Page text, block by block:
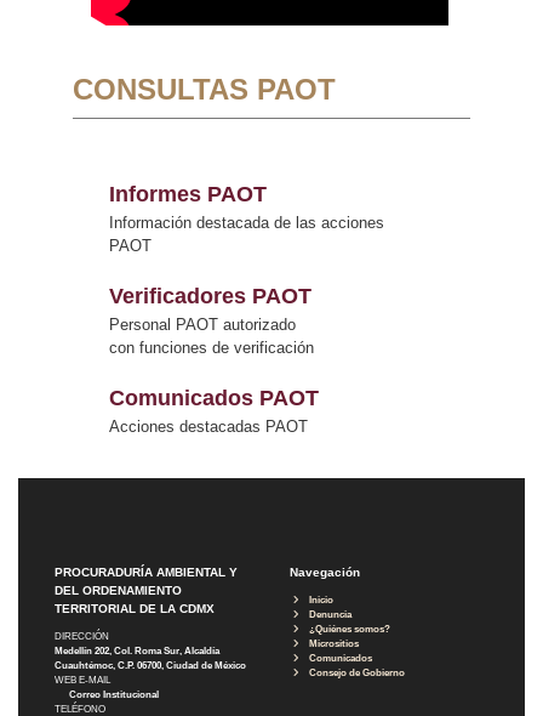
CONSULTAS PAOT
Informes PAOT
Información destacada de las acciones
PAOT
Verificadores PAOT
Personal PAOT autorizado
con funciones de verificación
Comunicados PAOT
Acciones destacadas PAOT
PROCURADURÍA AMBIENTAL Y
DEL ORDENAMIENTO
TERRITORIAL DE LA CDMX
DIRECCIÓN
Medellín 202, Col. Roma Sur, Alcaldía
Cuauhtémoc, C.P. 06700, Ciudad de México
WEB E-MAIL
Correo Institucional
TELÉFONO
Navegación
Inicio
Denuncia
¿Quiénes somos?
Micrositios
Comunicados
Consejo de Gobierno